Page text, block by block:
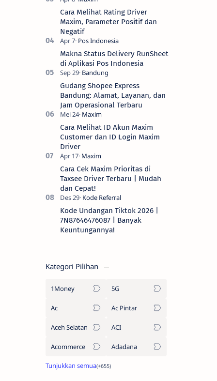
Cara Melihat Rating Driver
Maxim, Parameter Positif dan
Negatif
Makna Status Delivery RunSheet
di Aplikasi Pos Indonesia
Gudang Shopee Express
Bandung: Alamat, Layanan, dan
Jam Operasional Terbaru
Cara Melihat ID Akun Maxim
Customer dan ID Login Maxim
Driver
Cara Cek Maxim Prioritas di
Taxsee Driver Terbaru | Mudah
dan Cepat!
Kode Undangan Tiktok 2026 |
7N87646476087 | Banyak
Keuntungannya!
Kategori Pilihan
1Money 5G
Ac Ac Pintar
Aceh Selatan ACI
Acommerce Adadana